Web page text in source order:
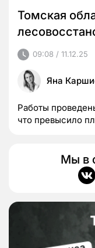
Томская
09:08 / 11.12.25
Яна
Работы
что превысило
Мы в